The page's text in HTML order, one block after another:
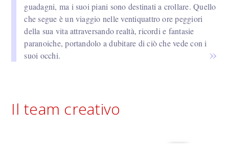
guadagni, ma i suoi piani sono destinati a crollare. Quello
che segue è un viaggio nelle ventiquattro ore peggiori
della sua vita attraversando realtà, ricordi e fantasie
paranoiche, portandolo a dubitare di ciò che vede con i
suoi occhi.
Il team creativo